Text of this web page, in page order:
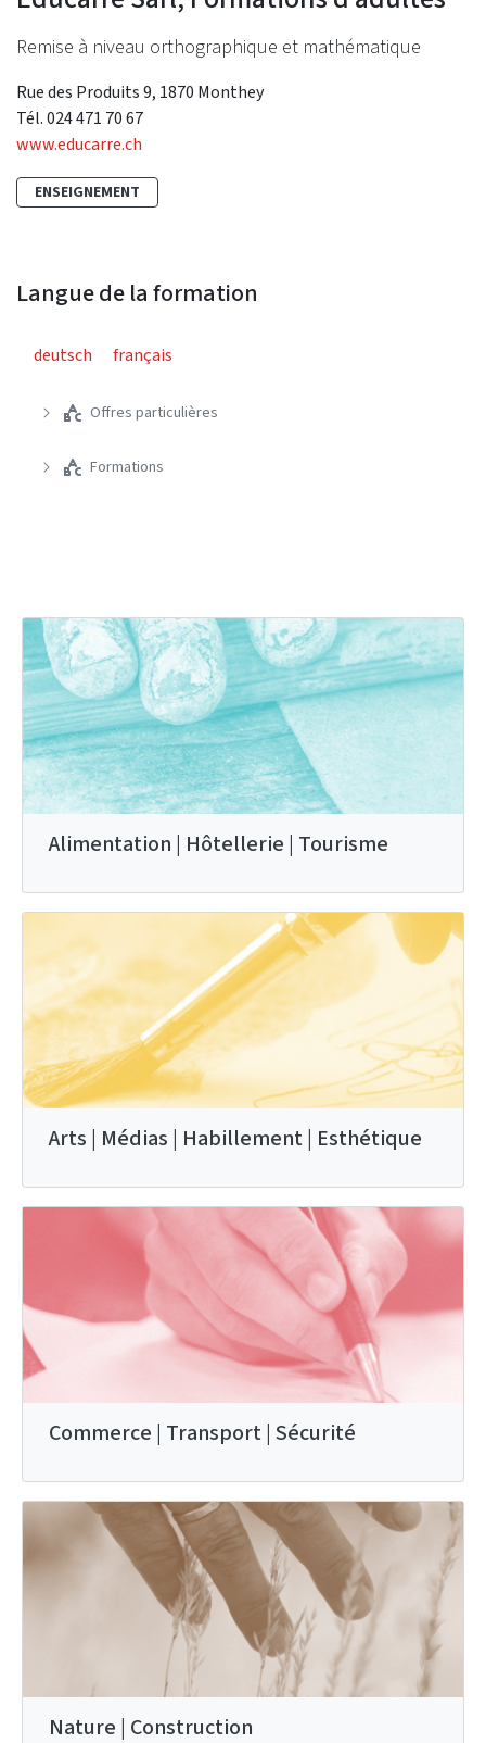
Remise à niveau orthographique et mathématique
Rue des Produits 9, 1870 Monthey
Tél. 024 471 70 67
www.educarre.ch
ENSEIGNEMENT
Langue de la formation
deutsch français
Offres particulières
Formations
Alimentation | Hôtellerie | Tourisme
Arts | Médias | Habillement | Esthétique
Commerce | Transport | Sécurité
Nature | Construction